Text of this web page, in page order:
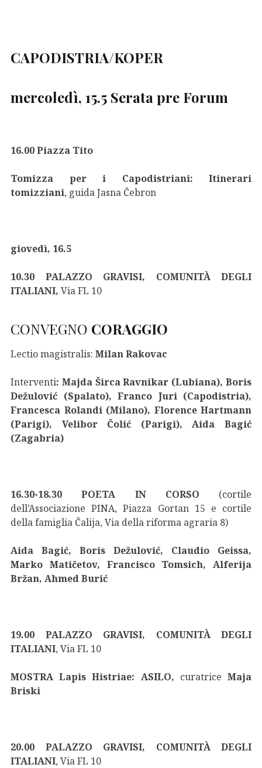
CAPODISTRIA/KOPER
mercoledì, 15.5 Serata pre Forum
16.00 Piazza Tito
Tomizza per i Capodistriani: Itinerari
tomizziani, guida Jasna Čebron
giovedì, 16.5
10.30 PALAZZO GRAVISI, COMUNITÀ DEGLI
ITALIANI, Via FL 10
CONVEGNO CORAGGIO
Lectio magistralis: Milan Rakovac
Interventi: Majda Širca Ravnikar (Lubiana), Boris
Dežulović (Spalato), Franco Juri (Capodistria),
Francesca Rolandi (Milano), Florence Hartmann
(Parigi), Velibor Čolić (Parigi), Aida Bagić
(Zagabria)
16.30-18.30 POETA IN CORSO (cortile
dell’Associazione PINA, Piazza Gortan 15 e cortile
della famiglia Čalija, Via della riforma agraria 8)
Aida Bagić, Boris Dežulović, Claudio Geissa,
Marko Matičetov, Francisco Tomsich, Alferija
Bržan, Ahmed Burić
19.00 PALAZZO GRAVISI, COMUNITÀ DEGLI
ITALIANI, Via FL 10
MOSTRA Lapis Histriae: ASILO, curatrice Maja
Briski
20.00 PALAZZO GRAVISI, COMUNITÀ DEGLI
ITALIANI, Via FL 10